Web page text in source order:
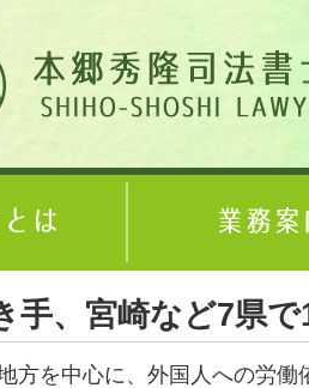
手、宮崎など7県
方を中心に、外国人への労